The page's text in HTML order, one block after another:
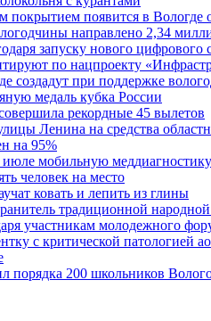
покрытием появится в Вологде
направлено 2,34
запуску нового цифрового
по нацпроекту
при поддержке
медаль кубка России
рекордные 45 вылетов
Ленина на средства
на 95%
мобильную меддиагностику
человек на место
ковать и лепить из глины
традиционной
участникам молодежного
с критической патологией
порядка 200 школьников